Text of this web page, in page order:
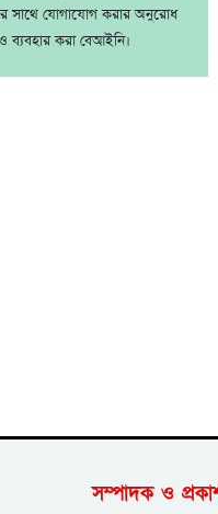
সাথে যোগাযোগ করার অনুরোধ
করা বেআইনি।
সম্পাদক ও